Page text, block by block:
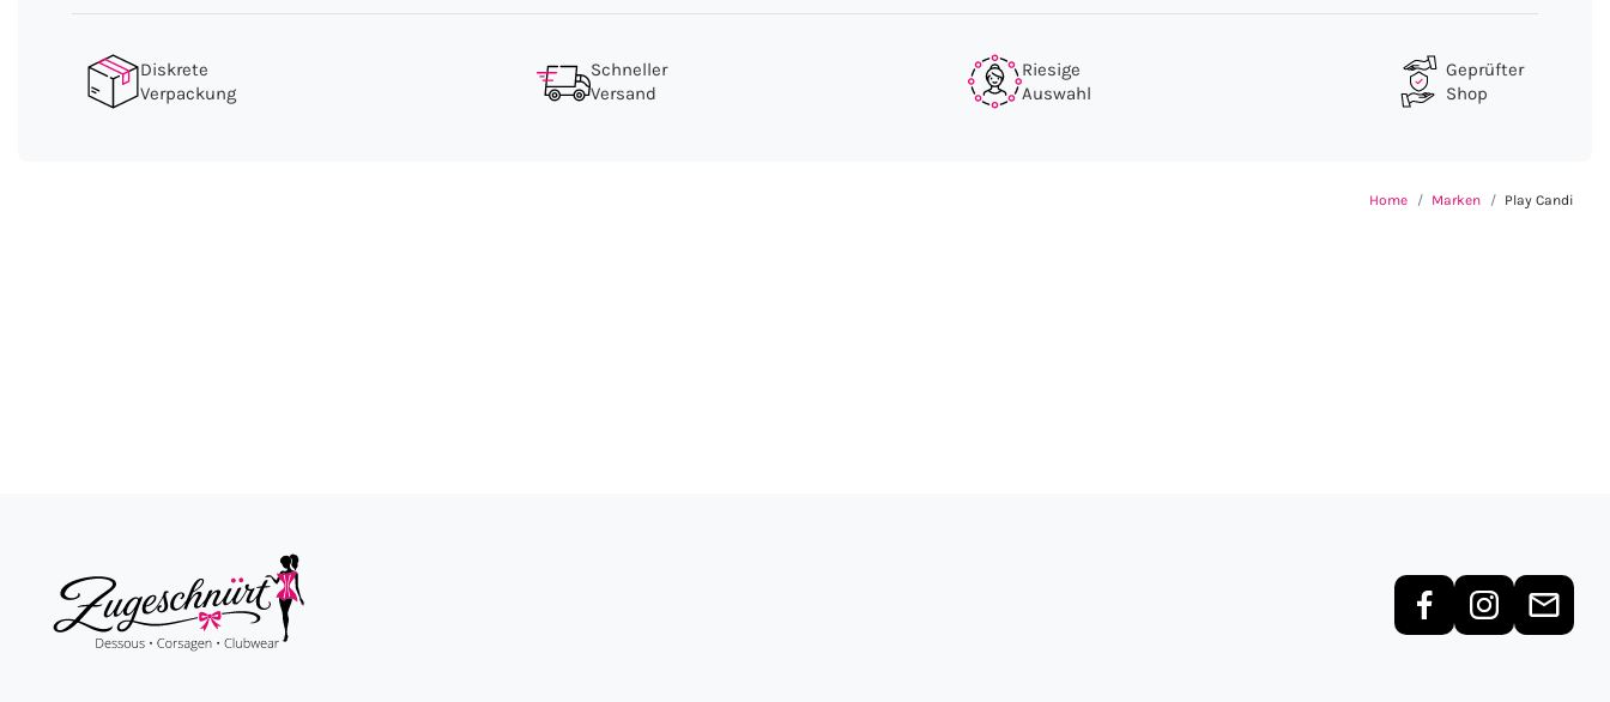
Diskrete
Verpackung
Schneller
Versand
Riesige
Auswahl
Geprüfter
Shop
Home Marken Play Candi